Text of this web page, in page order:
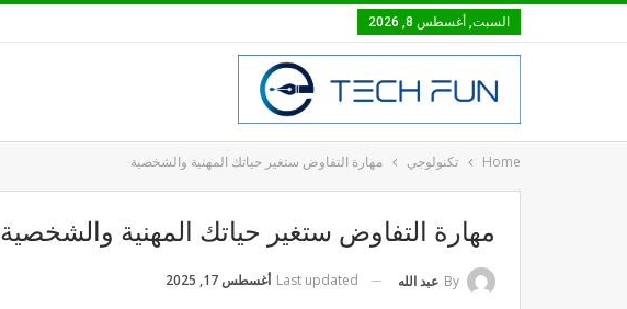
السبت, أغسطس 8, 2026
Home تكنولوجي مهارة التفاوض ستغير حياتك المهنية والشخصية
مهارة التفاوض ستغير حياتك المهنية والشخصية
By عبد الله Last updated أغسطس 17, 2025